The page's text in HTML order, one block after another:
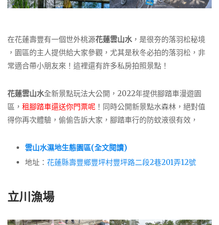
在花蓮壽豐有一個世外桃源花蓮雲山水 ，是很夯的落羽松秘境
，園區的主人提供給大家參觀，尤其是秋冬必拍的落羽松，非
常適合帶小朋友來！這裡還有許多私房拍照景點！
花蓮雲山水全新景點玩法大公開，2022年提供腳踏車漫遊園
區， 租腳踏車還送你門票呢 ！同時公開新景點水森林，絕對值
得你再次體驗，偷偷告訴大家，腳踏車行的防蚊液很有效，
雲山水濕地生態園區(全文閱讀)
地址： 花蓮縣壽豐鄉豐坪村豐坪路二段2巷201弄12號
立川漁場